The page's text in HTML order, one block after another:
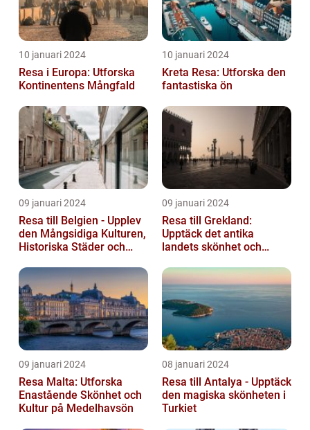
10 januari 2024
Resa i Europa: Utforska
Kontinentens Mångfald
10 januari 2024
Kreta Resa: Utforska den
fantastiska ön
09 januari 2024
Resa till Belgien - Upplev
den Mångsidiga Kulturen,
Historiska Städer och
09 januari 2024
Resa till Grekland:
Upptäck det antika
landets skönhet och
09 januari 2024
Resa Malta: Utforska
Enastående Skönhet och
Kultur på Medelhavsön
08 januari 2024
Resa till Antalya - Upptäck
den magiska skönheten i
Turkiet